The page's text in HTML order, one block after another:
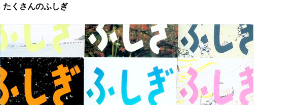
たくさんのふしぎ